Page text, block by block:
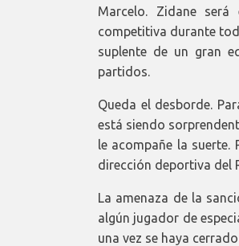
Marcelo. Zidane
competitiva durante
suplente de un gran
partidos.
Queda el desborde.
está siendo
le acompañe la
dirección deportiva del
La amenaza de la
algún jugador de
una vez se haya